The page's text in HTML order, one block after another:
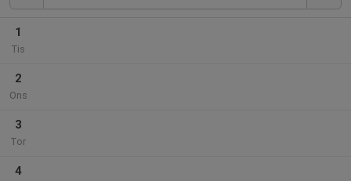
1
Tis
2
Ons
3
Tor
4